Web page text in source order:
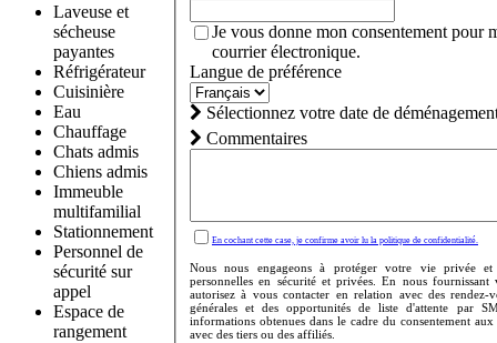
Laveuse et
sécheuse
payantes
Réfrigérateur
Cuisinière
Eau
Chauffage
Chats admis
Chiens admis
Immeuble
multifamilial
Stationnement
Personnel de
sécurité sur
appel
Espace de
rangement
Je vous donne mon consentement pour
courrier électronique.
Langue de préférence
Sélectionnez votre date de
Commentaires
En cochant cette case, je confirme avoir lu la politique de confidentialité.
Nous nous engageons à protéger votre vie privée
personnelles en sécurité et privées. En nous
autorisez à vous contacter en relation avec des rendez-
générales et des opportunités de liste d'attente par
informations obtenues dans le cadre du consentement aux
avec des tiers ou des affiliés.